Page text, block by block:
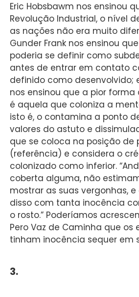
Eric Hobsbawm nos ensinou
Revolução Industrial, o nível
as nações não era muito
Gunder Frank nos ensinou
poderia se definir como
antes de entrar em contato
definido como desenvolvido;
nos ensinou que a pior
é aquela que coloniza a
isto é, o contamina a ponto
valores do astuto e
que se coloca na posição de
(referência) e considera o
colonizado como inferior.
coberta alguma, não
mostrar as suas vergonhas,
disso com tanta inocência
o rosto.” Poderíamos
Pero Vaz de Caminha que os
tinham inocência sequer em
3.